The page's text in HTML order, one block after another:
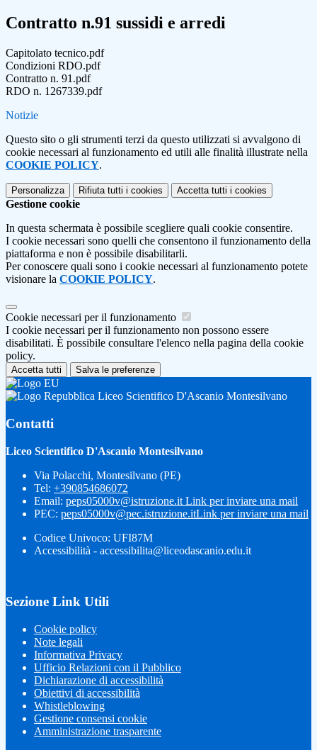
Contratto n.91 sussidi e arredi
Capitolato tecnico.pdf
Condizioni RDO.pdf
Contratto n. 91.pdf
RDO n. 1267339.pdf
Notizie
Questo sito o gli strumenti terzi da questo utilizzati si avvalgono di
cookie necessari al funzionamento ed utili alle finalità illustrate nella
COOKIE POLICY.
Personalizza Rifiuta tutti i cookies Accetta tutti i cookies
Gestione cookie
In questa schermata è possibile scegliere quali cookie consentire.
I cookie necessari sono quelli che consentono il funzionamento della
piattaforma e non è possibile disabilitarli.
Per conoscere quali sono i cookie necessari al funzionamento potete
visionare la COOKIE POLICY.
Cookie necessari per il funzionamento
I cookie necessari per il funzionamento non possono essere
disabilitati. È possibile consultare l'elenco nella pagina della cookie
policy.
Accetta tutti Salva le preferenze
Liceo Scientifico D'Ascanio Montesilvano
Contatti
Liceo Scientifico D'Ascanio Montesilvano
Via Polacchi, Montesilvano (PE)
Tel: +390854686072
Email: peps05000v@istruzione.it Link per inviare una mail
PEC: peps05000v@pec.istruzione.itLink per inviare una mail
Codice Univoco: UFI87M
Accessibilità - accessibilita@liceodascanio.edu.it
Sezione Link Utili
Cookie policy
Note legali
Informativa Privacy
Ufficio Relazioni con il Pubblico
Dichiarazione di accessibilità
Obiettivi di accessibilità
Whistleblowing
Gestione consensi cookie
Amministrazione trasparente